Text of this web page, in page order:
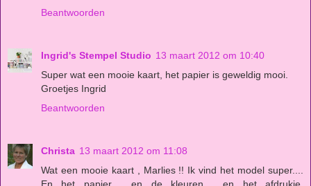
Beantwoorden
Ingrid's Stempel Studio 13 maart 2012 om 10:40
Super wat een mooie kaart, het papier is geweldig mooi.
Groetjes Ingrid
Beantwoorden
Christa 13 maart 2012 om 11:08
Wat een mooie kaart , Marlies !! Ik vind het model super....